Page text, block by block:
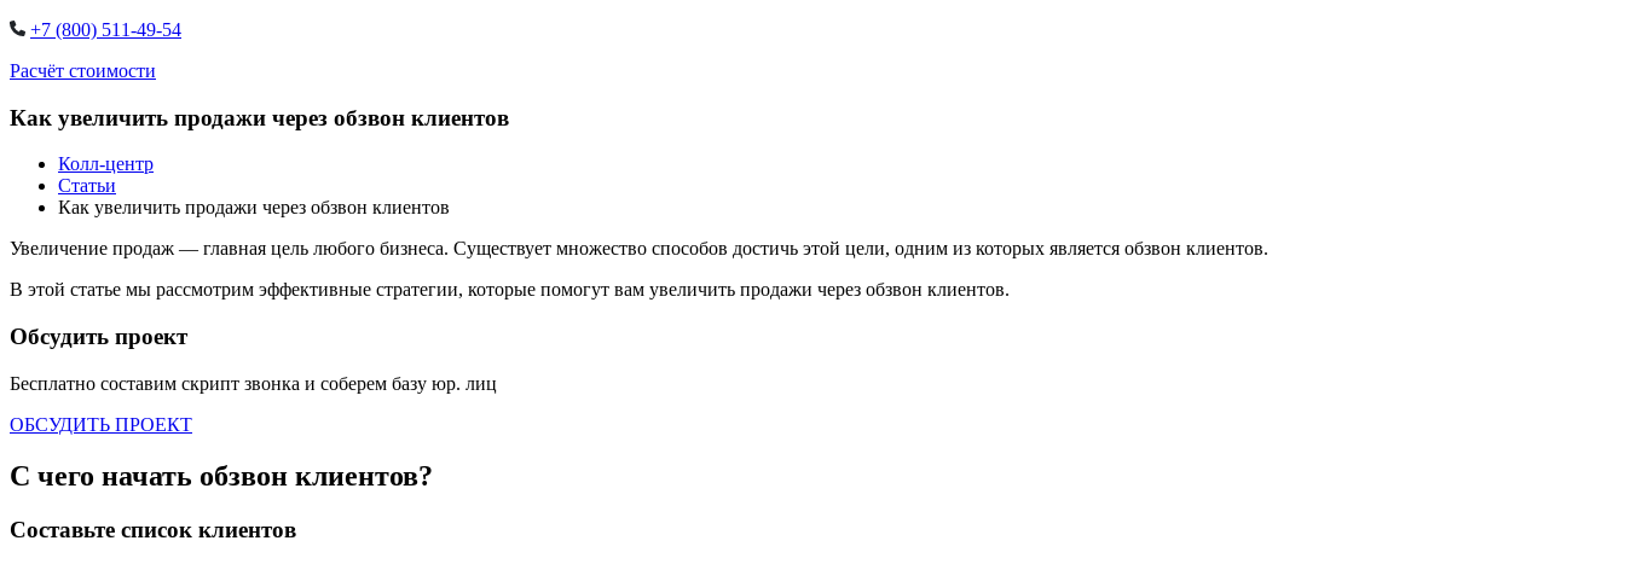
+7 (800) 511-49-54
Расчёт стоимости
Как увеличить продажи через обзвон клиентов
Колл-центр
Статьи
Как увеличить продажи через обзвон клиентов
Увеличение продаж — главная цель любого бизнеса. Существует множество способов достичь этой цели, одним из которых является обзвон клиентов.
В этой статье мы рассмотрим эффективные стратегии, которые помогут вам увеличить продажи через обзвон клиентов.
Обсудить проект
Бесплатно составим скрипт звонка и соберем базу юр. лиц
ОБСУДИТЬ ПРОЕКТ
С чего начать обзвон клиентов?
Составьте список клиентов